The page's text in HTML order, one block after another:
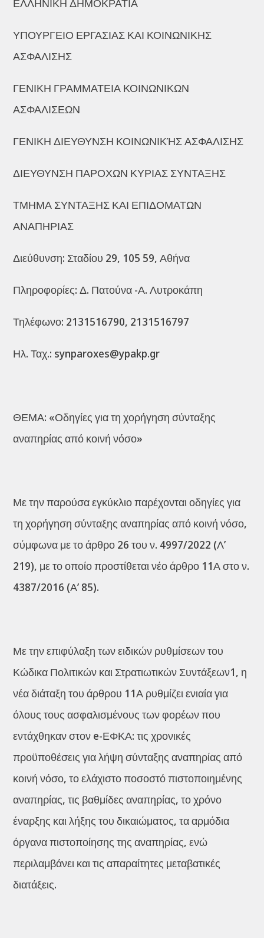
ΕΛΛΗΝΙΚΗ ΔΗΜΟΚΡΑΤΙΑ
ΥΠΟΥΡΓΕΙΟ ΕΡΓΑΣΙΑΣ ΚΑΙ ΚΟΙΝΩΝΙΚΗΣ
ΑΣΦΑΛΙΣΗΣ
ΓΕΝΙΚΗ ΓΡΑΜΜΑΤΕΙΑ ΚΟΙΝΩΝΙΚΩΝ
ΑΣΦΑΛΙΣΕΩΝ
ΓΕΝΙΚΗ ΔΙΕΥΘΥΝΣΗ ΚΟΙΝΩΝΙΚΉΣ ΑΣΦΑΛΙΣΗΣ
ΔΙΕΥΘΥΝΣΗ ΠΑΡΟΧΩΝ ΚΥΡΙΑΣ ΣΥΝΤΑΞΗΣ
ΤΜΗΜΑ ΣΥΝΤΑΞΗΣ ΚΑΙ ΕΠΙΔΟΜΑΤΩΝ
ΑΝΑΠΗΡΙΑΣ
Διεύθυνση: Σταδίου 29, 105 59, Αθήνα
Πληροφορίες: Δ. Πατούνα -Α. Λυτροκάπη
Τηλέφωνο: 2131516790, 2131516797
Ηλ. Ταχ.: synparoxes@ypakp.gr
ΘΕΜΑ: «Οδηγίες για τη χορήγηση σύνταξης
αναπηρίας από κοινή νόσο»
Με την παρούσα εγκύκλιο παρέχονται οδηγίες για
τη χορήγηση σύνταξης αναπηρίας από κοινή νόσο,
σύμφωνα με το άρθρο 26 του ν. 4997/2022 (Λ’
219), με το οποίο προστίθεται νέο άρθρο 11Α στο ν.
4387/2016 (Α’ 85).
Με την επιφύλαξη των ειδικών ρυθμίσεων του
Κώδικα Πολιτικών και Στρατιωτικών Συντάξεων1, η
νέα διάταξη του άρθρου 11Α ρυθμίζει ενιαία για
όλους τους ασφαλισμένους των φορέων που
εντάχθηκαν στον e-ΕΦΚΑ: τις χρονικές
προϋποθέσεις για λήψη σύνταξης αναπηρίας από
κοινή νόσο, το ελάχιστο ποσοστό πιστοποιημένης
αναπηρίας, τις βαθμίδες αναπηρίας, το χρόνο
έναρξης και λήξης του δικαιώματος, τα αρμόδια
όργανα πιστοποίησης της αναπηρίας, ενώ
περιλαμβάνει και τις απαραίτητες μεταβατικές
διατάξεις.